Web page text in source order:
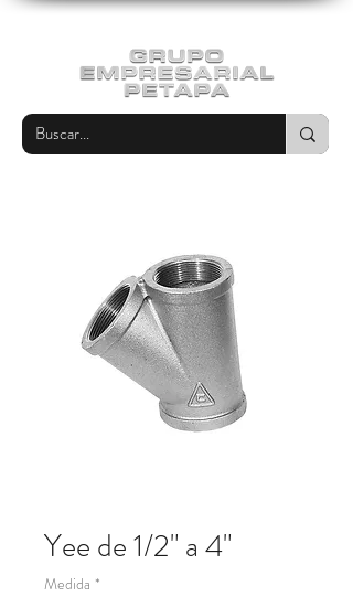
Yee de 1/2" a 4"
Medida *